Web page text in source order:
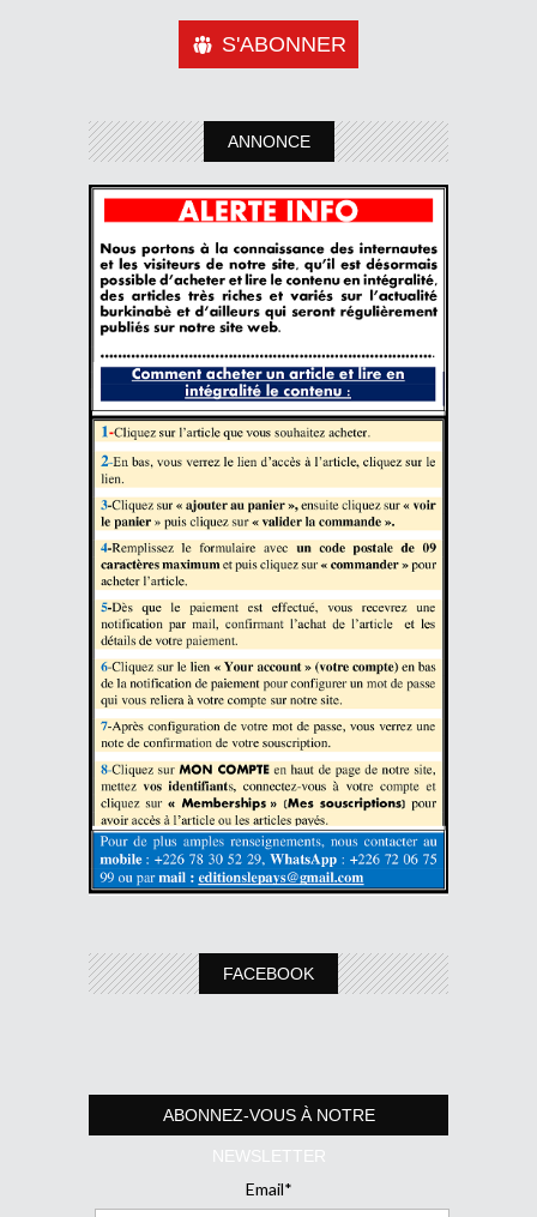
S'ABONNER
ANNONCE
FACEBOOK
ABONNEZ-VOUS À NOTRE
NEWSLETTER
Email*